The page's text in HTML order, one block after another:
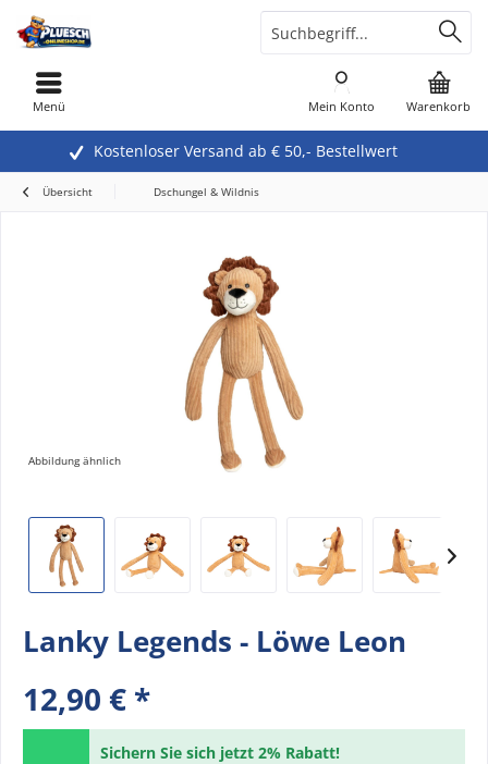
Kostenloser Versand ab € 50,- Bestellwert
Warenkorb
Mein Konto
Menü
Übersicht Dschungel & Wildnis
Abbildung ähnlich
Lanky Legends - Löwe Leon
12,90 € *
Sichern Sie sich jetzt 2% Rabatt!